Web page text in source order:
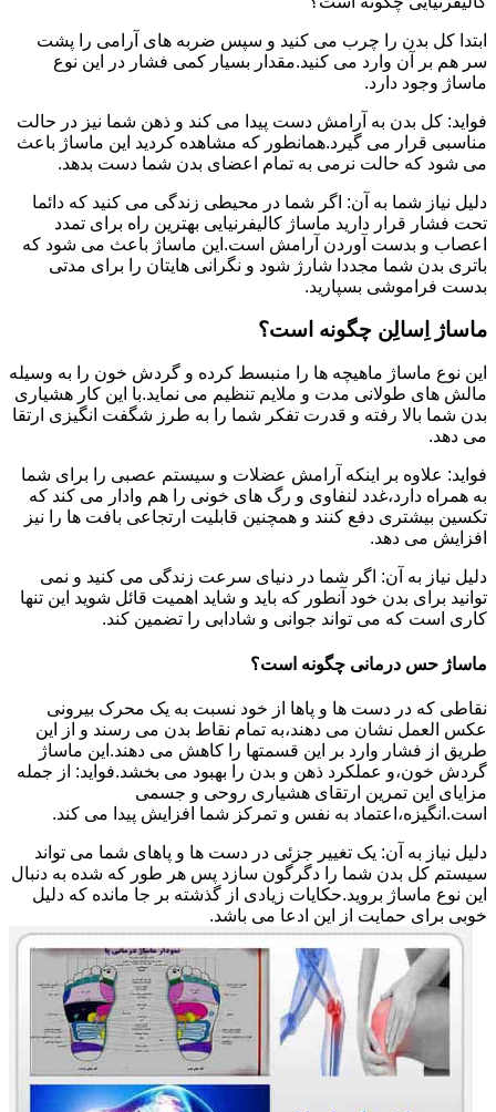
ابتدا کل بدن را چرب می کنید و سپس ضربه های آرامی را پشت
سر هم بر آن وارد می کنید.مقدار بسیار کمی فشار در این نوع
ماساژ وجود دارد.
فواید: کل بدن به آرامش دست پیدا می کند و ذهن شما نیز در حالت
مناسبی قرار می گیرد.همانطور که مشاهده کردید این ماساژ باعث
می شود که حالت نرمی به تمام اعضای بدن شما دست بدهد.
دلیل نیاز شما به آن: اگر شما در محیطی زندگی می کنید که دائما
تحت فشار قرار دارید ماساژ کالیفرنیایی بهترین راه برای تمدد
اعصاب و بدست آوردن آرامش است.این ماساژ باعث می شود که
باتری بدن شما مجددا شارژ شود و نگرانی هایتان را برای مدتی
بدست فراموشی بسپارید.
ماساژ اِسالِن چگونه است؟
این نوع ماساژ ماهیچه ها را منبسط کرده و گردش خون را به وسیله
مالش های طولانی مدت و ملایم تنظیم می نماید.با این کار هشیاری
بدن شما بالا رفته و قدرت تفکر شما را به طرز شگفت انگیزی ارتقا
می دهد.
فواید: علاوه بر اینکه آرامش عضلات و سیستم عصبی را برای شما
به همراه دارد،غدد لنفاوی و رگ های خونی را هم وادار می کند که
تکسین بیشتری دفع کنند و همچنین قابلیت ارتجاعی بافت ها را نیز
افزایش می دهد.
دلیل نیاز به آن: اگر شما در دنیای سرعت زندگی می کنید و نمی
توانید برای بدن خود آنطور که باید و شاید اهمیت قائل شوید این تنها
کاری است که می تواند جوانی و شادابی را تضمین کند.
ماساژ حس درمانی چگونه است؟
نقاطی که در دست ها و پاها از خود نسبت به یک محرک بیرونی
عکس العمل نشان می دهند،به تمام نقاط بدن می رسند و از این
طریق از فشار وارد بر این قسمتها را کاهش می دهند.این ماساژ
گردش خون،و عملکرد ذهن و بدن را بهبود می بخشد.فواید: از جمله
مزایای این تمرین ارتقای هشیاری روحی و جسمی
است.انگیزه،اعتماد به نفس و تمرکز شما افزایش پیدا می کند.
دلیل نیاز به آن: یک تغییر جزئی در دست ها و پاهای شما می تواند
سیستم کل بدن شما را دگرگون سازد پس هر طور که شده به دنبال
این نوع ماساژ بروید.حکایات زیادی از گذشته بر جا مانده که دلیل
خوبی برای حمایت از این ادعا می باشد.